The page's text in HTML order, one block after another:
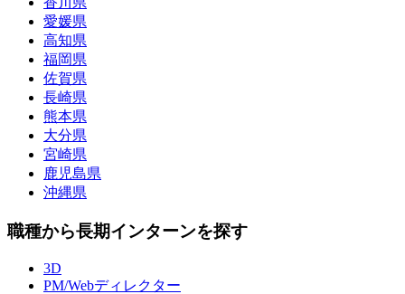
愛媛県
高知県
福岡県
佐賀県
長崎県
熊本県
大分県
宮崎県
鹿児島県
沖縄県
職種から長期インターンを探す
3D
PM/Webディレクター